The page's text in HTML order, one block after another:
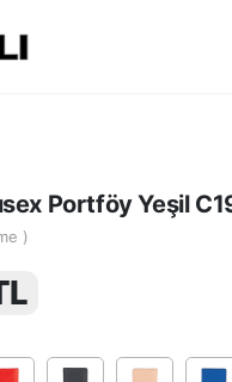
Portföy Yeşil
)